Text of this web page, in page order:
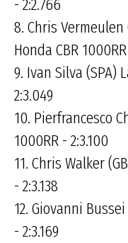
- 2:2.766
8. Chris
Honda CBR
9. Ivan Silva (SPA)
2:3.049
10. Pierfrancesco
1000RR - 2:3.100
11. Chris Walker
- 2:3.138
12. Giovanni
- 2:3.169